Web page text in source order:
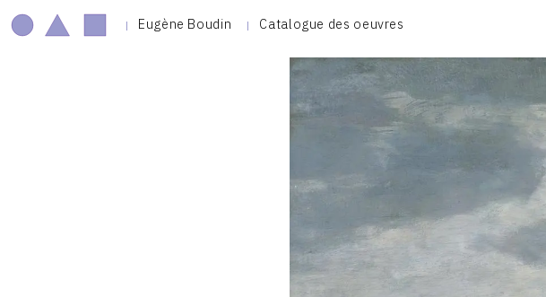
Eugène Boudin Catalogue des oeuvres